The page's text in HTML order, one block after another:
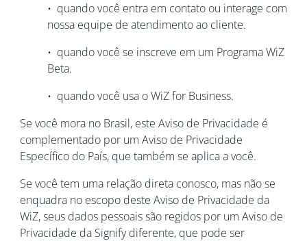
• quando você entra em contato ou interage com
nossa equipe de atendimento ao cliente.
• quando você se inscreve em um Programa WiZ
Beta.
• quando você usa o WiZ for Business.
Se você mora no Brasil, este Aviso de Privacidade é
complementado por um Aviso de Privacidade
Específico do País, que também se aplica a você.
Se você tem uma relação direta conosco, mas não se
enquadra no escopo deste Aviso de Privacidade da
WiZ, seus dados pessoais são regidos por um Aviso de
Privacidade da Signify diferente, que pode ser